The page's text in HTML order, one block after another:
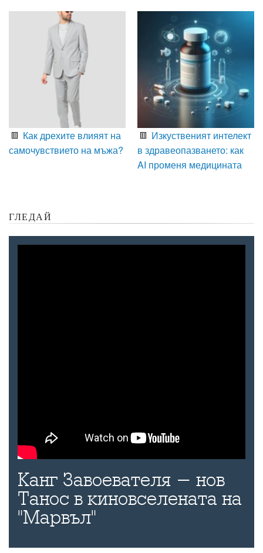
Как дрехите влияят на
самочувствието на мъжа?
Изкуственият интелект
в здравеопазването: как
AI променя медицината
ГЛЕДАЙ
Канг Завоевателя - нов
Танос в киновселената на
"Марвъл"